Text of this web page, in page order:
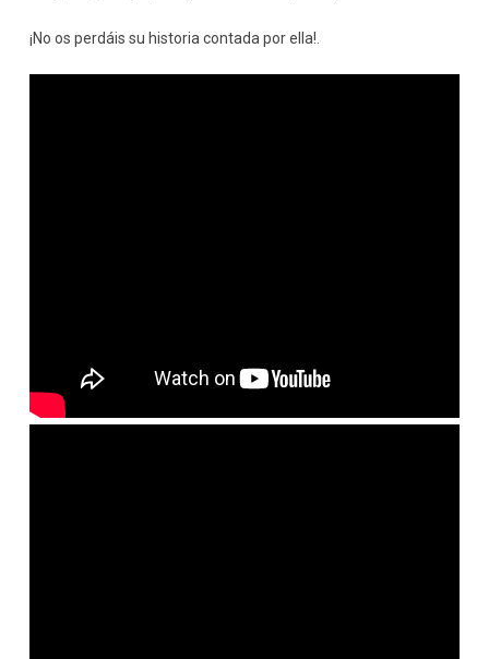
¡No os perdáis su historia contada por ella!.